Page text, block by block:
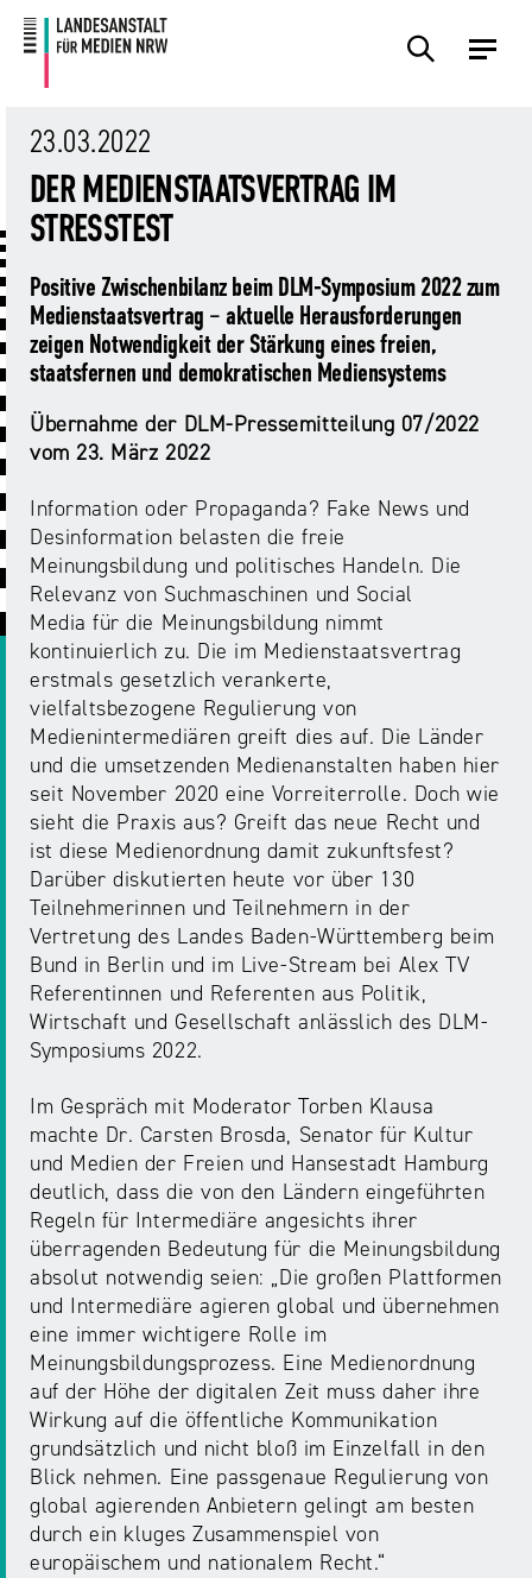
Zum
Inhalt
Zur
Navigation
Themen
Übersicht
Hass
Sexting.
Porno.
Missbrauch.
KI
der
Medienaufsicht
Intermediäre
Europa
in
der
Medienregulierung
Audio
Desinformation
Medienvielfalt
am
Standort
Werbung
Events
Übersicht
Audiopreis
Audio
Summit
NRW
Campusradio-
Growth
Day
Laut-
und-
Klar-
Festival
Medienkarriere
NRW
Medienscouts
Convention
Medienversammlung
Preis
für
mediale
Partizipation
Roadshow
gegen
Desinformation
Safer
Internet
Day
Elternabende
Service
Übersicht
Angebote
Angebote
Übersicht
Frage?
Wir
antworten!
Eltern
Medien
Internet-
ABC
#äsch-
Tecks
Juuuport
NRWision
FLIMMO
Info-
und
Lehrmaterial
Forschung
Förderungen
und
Ausschreibungen
Datenschutzaufsicht
Über
Übersicht
Die
Landesanstalt
für
Medien
NRW
Aufsicht
Regulierung
Regulierung
Übersicht
TV
und
Streaming
Plattformen
Übersicht
Für
Anbietende
von
Medienplattformen
und
Benutzeroberflächen
Rechtsgrundlagen
Berichte
Die
Medienkommission
Die
Übersicht
Der
Vorsitzende
Kontakt
&
Anfahrt
Presse
Übersicht
Pressemitteilungen
Presseverteiler
Öffentliche
Bekanntmachungen
Download-
Bereich
23.03.2022
DER MEDIENSTAATSVERTRAG IM
STRESSTEST
Positive Zwischenbilanz beim DLM-Symposium 2022 zum
Medienstaatsvertrag – aktuelle Herausforderungen
zeigen Notwendigkeit der Stärkung eines freien,
staatsfernen und demokratischen Mediensystems
Übernahme der DLM-Pressemitteilung 07/2022
vom 23. März 2022
Information oder Propaganda? Fake News und
Desinformation belasten die freie
Meinungsbildung und politisches Handeln. Die
Relevanz von Suchmaschinen und Social
Media für die Meinungsbildung nimmt
kontinuierlich zu. Die im Medienstaatsvertrag
erstmals gesetzlich verankerte,
vielfaltsbezogene Regulierung von
Medienintermediären greift dies auf. Die Länder
und die umsetzenden Medienanstalten haben hier
seit November 2020 eine Vorreiterrolle. Doch wie
sieht die Praxis aus? Greift das neue Recht und
ist diese Medienordnung damit zukunftsfest?
Darüber diskutierten heute vor über 130
Teilnehmerinnen und Teilnehmern in der
Vertretung des Landes Baden-Württemberg beim
Bund in Berlin und im Live-Stream bei Alex TV
Referentinnen und Referenten aus Politik,
Wirtschaft und Gesellschaft anlässlich des DLM-
Symposiums 2022.
Im Gespräch mit Moderator Torben Klausa
machte Dr. Carsten Brosda, Senator für Kultur
und Medien der Freien und Hansestadt Hamburg
deutlich, dass die von den Ländern eingeführten
Regeln für Intermediäre angesichts ihrer
überragenden Bedeutung für die Meinungsbildung
absolut notwendig seien: „Die großen Plattformen
und Intermediäre agieren global und übernehmen
eine immer wichtigere Rolle im
Meinungsbildungsprozess. Eine Medienordnung
auf der Höhe der digitalen Zeit muss daher ihre
Wirkung auf die öffentliche Kommunikation
grundsätzlich und nicht bloß im Einzelfall in den
Blick nehmen. Eine passgenaue Regulierung von
global agierenden Anbietern gelingt am besten
durch ein kluges Zusammenspiel von
europäischem und nationalem Recht.“